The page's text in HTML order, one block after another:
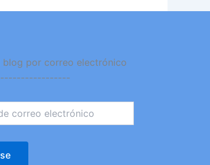
blog por correo electrónico